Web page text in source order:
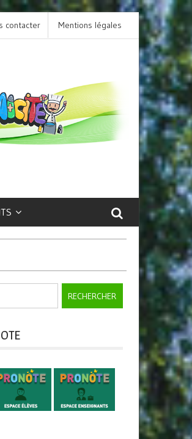
L’option LCA Latin au collège : une porte
sur la culture et le patrimoine antique !
contacter Mentions légales